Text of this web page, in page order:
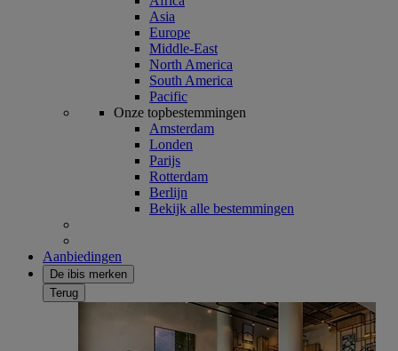
Asia
Europe
Middle-East
North America
South America
Pacific
Onze topbestemmingen
Amsterdam
Londen
Parijs
Rotterdam
Berlijn
Bekijk alle bestemmingen
Aanbiedingen
De ibis merken
Terug